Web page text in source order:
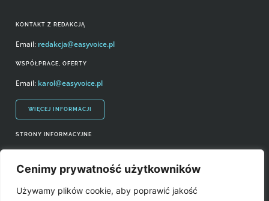
Cenimy prywatność użytkowników
Używamy plików cookie, aby poprawić jakość
STRONY INFORMACYJNE
Prawa autorskie i wykorzystywanie treści serwisu
Źródła
KONTAKT Z REDAKCJĄ
Email: redakcja@easyvoice.pl
WSPÓŁPRACE, OFERTY
Email: karol@easyvoice.pl
WIĘCEJ INFORMACJI